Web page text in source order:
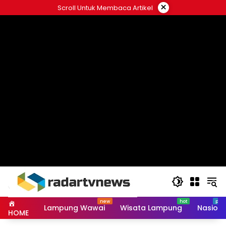
to
Scroll Untuk Membaca Artikel ×
HOME Lampung Wawai Wisata Lampung